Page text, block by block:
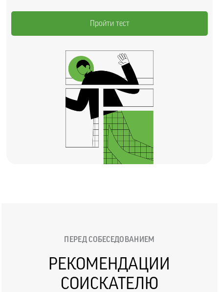
Пройти тест
ПЕРЕД СОБЕСЕДОВАНИЕМ
РЕКОМЕНДАЦИИ
СОИСКАТЕЛЮ